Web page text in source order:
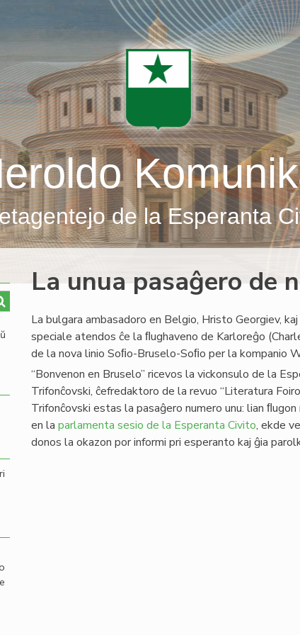
de la Esperanta
La unua pasaĝero de
La bulgara ambasadoro en Belgio, Hristo Georgiev,
speciale atendos ĉe la ﬂughaveno de Karloreĝo
de la nova linio Soﬁo-Bruselo-Soﬁo per la kompanio
“Bonvenon en Bruselo” ricevos la vickonsulo de la
Trifonĉovski, ĉefredaktoro de la revuo “Literatura
Trifonĉovski estas la pasaĝero numero unu: lian
en la parlamenta sesio de la Esperanta Civito, ekde
donos la okazon por informi pri esperanto kaj ĝia